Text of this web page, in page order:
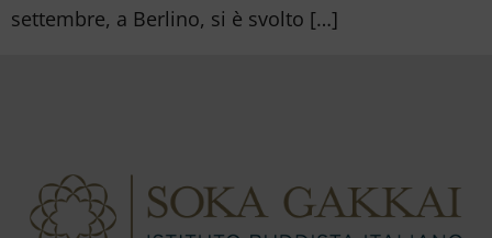
settembre, a Berlino, si è svolto […]